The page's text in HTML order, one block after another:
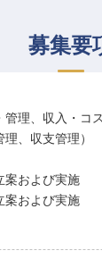
募集要
管理、収入・コ
、収支管理）
案および実施
案および実施